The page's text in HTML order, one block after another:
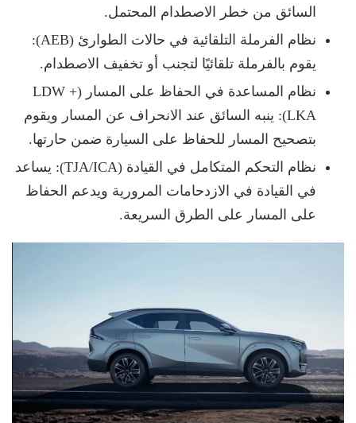
السائق من خطر الاصطدام المحتمل.
نظام الفرملة التلقائية في حالات الطوارئ (AEB):
يقوم بالفرملة تلقائيًا لتجنب أو تخفيف الاصطدام.
نظام المساعدة في الحفاظ على المسار (LDW +
LKA): ينبه السائق عند الانحراف عن المسار ويقوم
بتصحيح المسار للحفاظ على السيارة ضمن حارتها.
نظام التحكم المتكامل في القيادة (TJA/ICA): يساعد
في القيادة في الازدحامات المرورية ويدعم الحفاظ
على المسار على الطرق السريعة.